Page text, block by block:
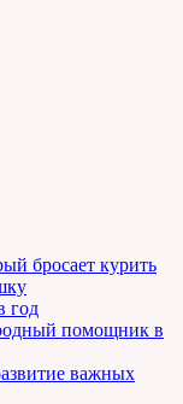
бросает курить
год
помощник в
важных